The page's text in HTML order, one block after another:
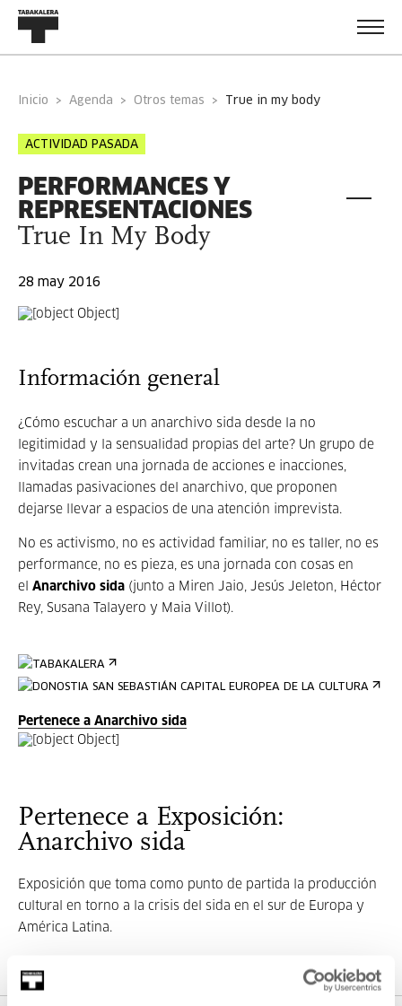
Inicio Agenda Otros temas true in my body
ACTIVIDAD PASADA
PERFORMANCES Y
REPRESENTACIONES
True In My Body
28 may 2016
Información general
¿Cómo escuchar a un anarchivo sida desde la no
legitimidad y la sensualidad propias del arte? Un grupo de
invitadas crean una jornada de acciones e inacciones,
llamadas pasivaciones del anarchivo, que proponen
dejarse llevar a espacios de una atención imprevista.
No es activismo, no es actividad familiar, no es taller, no es
performance, no es pieza, es una jornada con cosas en
el Anarchivo sida (junto a Miren Jaio, Jesús Jeleton, Héctor
Rey, Susana Talayero y Maia Villot).
Pertenece a Anarchivo sida
Pertenece a Exposición:
Anarchivo sida
Exposición que toma como punto de partida la producción
cultural en torno a la crisis del sida en el sur de Europa y
América Latina.
VER EXPOSICIÓN